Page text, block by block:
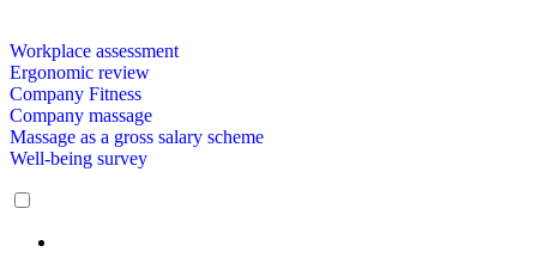
Workplace assessment
Ergonomic review
Company Fitness
Company massage
Massage as a gross salary scheme
Well-being survey